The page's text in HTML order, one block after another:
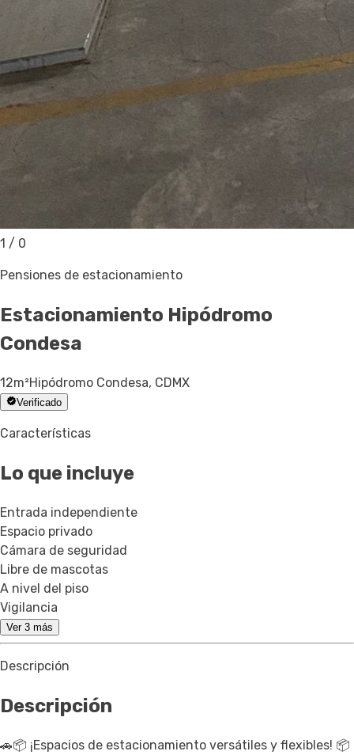
1 / 0
Pensiones de estacionamiento
Estacionamiento Hipódromo
Condesa
12m²Hipódromo Condesa, CDMX
Verificado
Características
Lo que incluye
Entrada independiente
Espacio privado
Cámara de seguridad
Libre de mascotas
A nivel del piso
Vigilancia
Ver 3 más
Descripción
Descripción
🚗📦 ¡Espacios de estacionamiento versátiles y flexibles! 📦